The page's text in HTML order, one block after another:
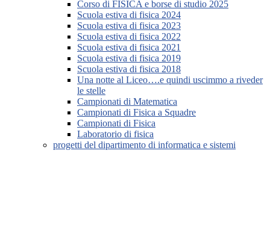
Corso di FISICA e borse di studio 2025
Scuola estiva di fisica 2024
Scuola estiva di fisica 2023
Scuola estiva di fisica 2022
Scuola estiva di fisica 2021
Scuola estiva di fisica 2019
Scuola estiva di fisica 2018
Una notte al Liceo….e quindi uscimmo a riveder
le stelle
Campionati di Matematica
Campionati di Fisica a Squadre
Campionati di Fisica
Laboratorio di fisica
progetti del dipartimento di informatica e sistemi